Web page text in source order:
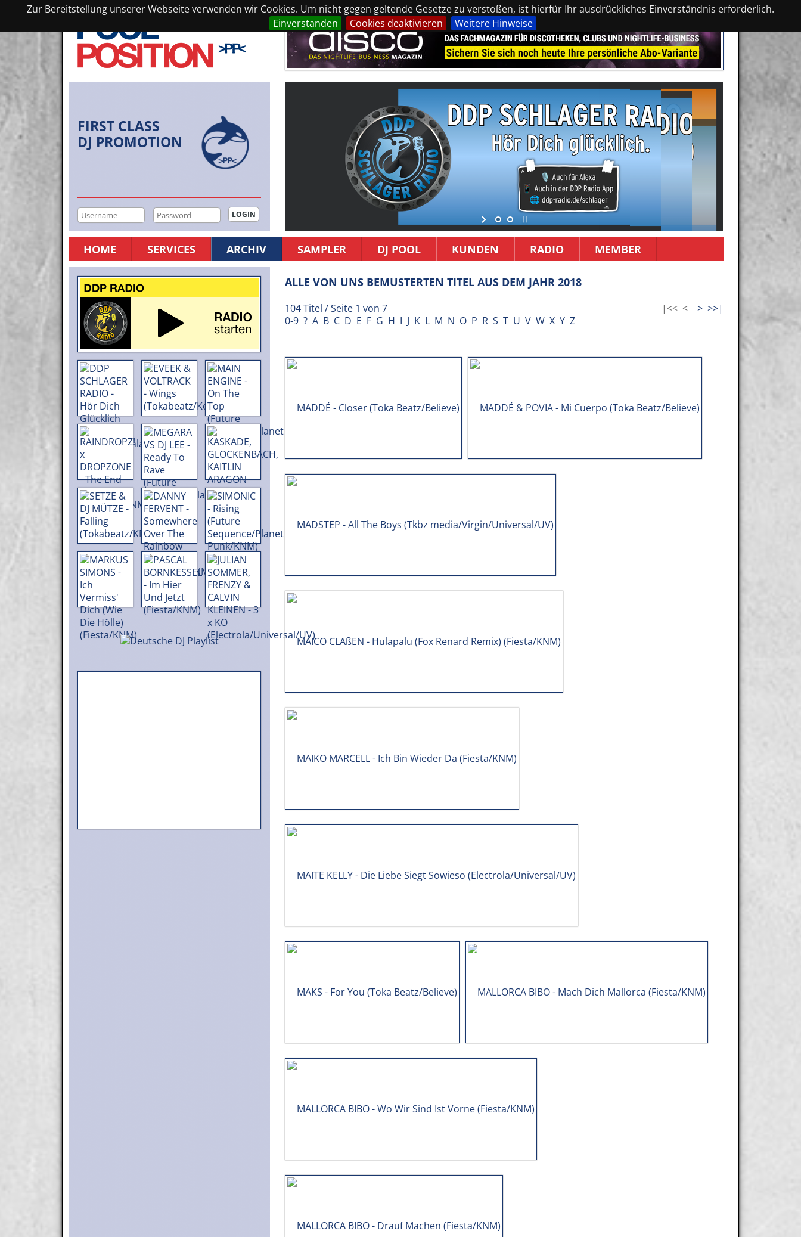
Zur Bereitstellung unserer Webseite verwenden wir Cookies. Um nicht gegen geltende Gesetze zu verstoßen, ist hierfür Ihr ausdrückliches Einverständnis erforderlich.
Einverstanden
Cookies deaktivieren Weitere Hinweise
FIRST CLASS
DJ PROMOTION
HOME SERVICES ARCHIV SAMPLER DJ POOL KUNDEN RADIO MEMBER
ALLE VON UNS BEMUSTERTEN TITEL AUS DEM JAHR 2018
104 Titel / Seite 1 von 7 |<< < > >>|
0-9 ? A B C D E F G H I J K L M N O P R S T U V W X Y Z